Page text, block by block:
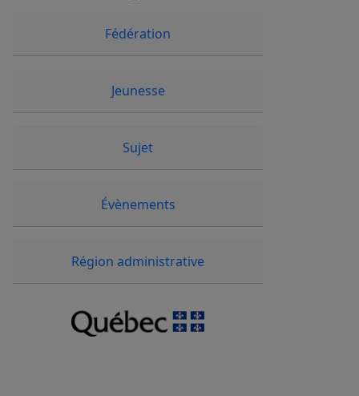
Fédération
Jeunesse
Sujet
Évènements
Région administrative